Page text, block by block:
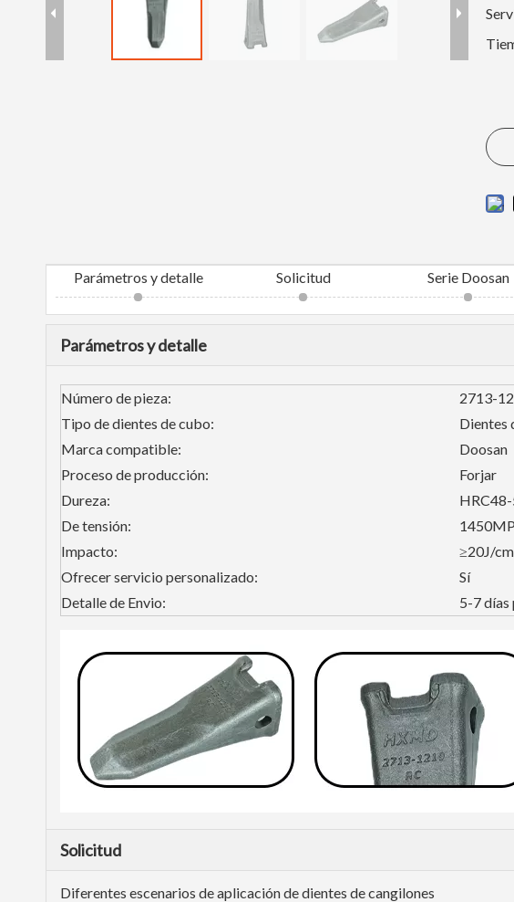
Parámetros y detalle Solicitud Serie Doosan
Parámetros y detalle
Número de pieza:
2713-
Tipo de dientes de cubo:
Dientes
Marca compatible:
Doosan
Proceso de producción:
Forjar
Dureza:
De tensión:
Impacto:
≥20J/
Ofrecer servicio personalizado:
Sí
Detalle de Envio:
5-7 días
Solicitud
Diferentes escenarios de aplicación de dientes de cangilones